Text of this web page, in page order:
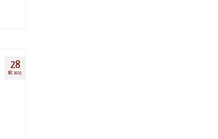
28
DÉC 2015